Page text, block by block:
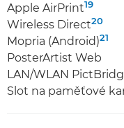
Apple AirPrint19
Wireless Direct20
Mopria (Android)21
PosterArtist Web
LAN/WLAN
Slot na paměťové